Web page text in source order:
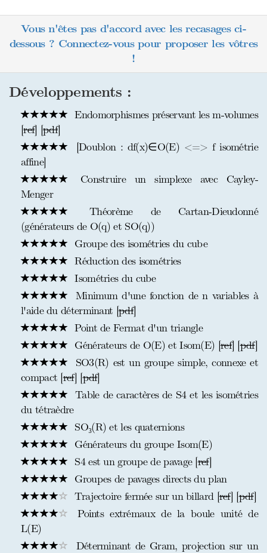
Vous n'êtes pas d'accord avec les recasages ci-
dessous ? Connectez-vous pour proposer les vôtres
!
Développements :
Endomorphismes préservant les m-volumes
[ref] [pdf]
[Doublon : df(x)∈O(E) <=> f isométrie
affine]
Construire un simplexe avec Cayley-
Menger
Théorème de Cartan-Dieudonné
(générateurs de O(q) et SO(q))
Groupe des isométries du cube
Réduction des isométries
Isométries du cube
Minimum d'une fonction de n variables à
l'aide du déterminant [pdf]
Point de Fermat d'un triangle
Générateurs de O(E) et Isom(E) [ref] [pdf]
SO3(R) est un groupe simple, connexe et
compact [ref] [pdf]
Table de caractères de S4 et les isométries
du tétraèdre
SO₃(R) et les quaternions
Générateurs du groupe Isom(E)
S4 est un groupe de pavage [ref]
Groupes de pavages directs du plan
Trajectoire fermée sur un billard [ref] [pdf]
Points extrémaux de la boule unité de
L(E)
Déterminant de Gram, projection sur un